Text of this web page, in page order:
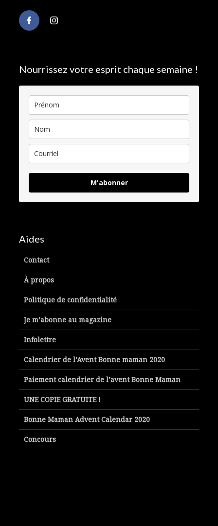
Nourrissez votre esprit chaque semaine !
M'abonner
Aides
Contact
À propos
Politique de confidentialité
Je m’abonne au magazine
Infolettre
Calendrier de l’Avent Bonne maman 2020
Paiement calendrier de l’avent Bonne Maman
UNE COPIE GRATUITE !
Bonne Maman Advent Calendar 2020
Concours